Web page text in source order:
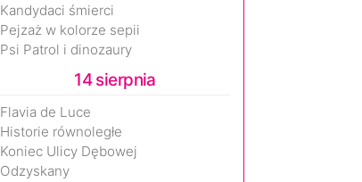
Kandydaci śmierci
Pejzaż w kolorze sepii
Psi Patrol i dinozaury
14 sierpnia
Flavia de Luce
Historie równoległe
Koniec Ulicy Dębowej
Odzyskany